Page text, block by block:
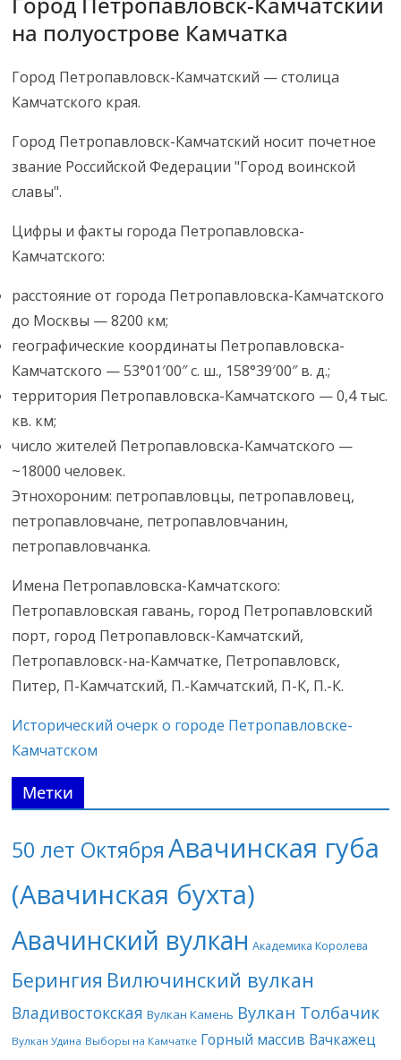
на полуострове Камчатка
Город Петропавловск-Камчатский — столица
Камчатского края.
Город Петропавловск-Камчатский носит почетное
звание Российской Федерации "Город воинской
славы".
Цифры и факты города Петропавловска-
Камчатского:
расстояние от города Петропавловска-Камчатского
до Москвы — 8200 км;
географические координаты Петропавловска-
Камчатского — 53°01′00″ с. ш., 158°39′00″ в. д.;
территория Петропавловска-Камчатского — 0,4 тыс.
кв. км;
число жителей Петропавловска-Камчатского —
~18000 человек.
Этнохороним: петропавловцы, петропавловец,
петропавловчане, петропавловчанин,
петропавловчанка.
Имена Петропавловска-Камчатского:
Петропавловская гавань, город Петропавловский
порт, город Петропавловск-Камчатский,
Петропавловск-на-Камчатке, Петропавловск,
Питер, П-Камчатский, П.-Камчатский, П-К, П.-К.
Исторический очерк о городе Петропавловске-
Камчатском
Метки
50 лет Октября Авачинская губа
(Авачинская бухта)
Авачинский вулкан Академика Королева
Берингия Вилючинский вулкан
Владивостокская Вулкан Камень Вулкан Толбачик
Вулкан Удина Выборы на Камчатке Горный массив Вачкажец